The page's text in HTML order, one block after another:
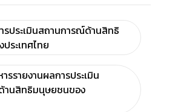
รประเมินสถานการณ์ด้านสิทธิ
ระเทศไทย
รรายงานผลการประเมิน
านสิทธิมนุษยชนของ